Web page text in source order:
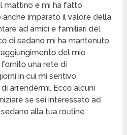
mattino e mi ha fatto
anche imparato il valore della
ad amici e familiari del
di sedano mi ha mantenuto
del mio
una rete di
in cui mi sentivo
arrendermi. Ecco alcuni
se sei interessato ad
alla tua routine